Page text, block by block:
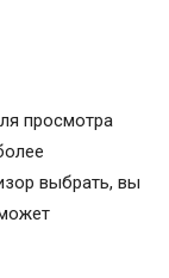
просмотра
выбрать, вы